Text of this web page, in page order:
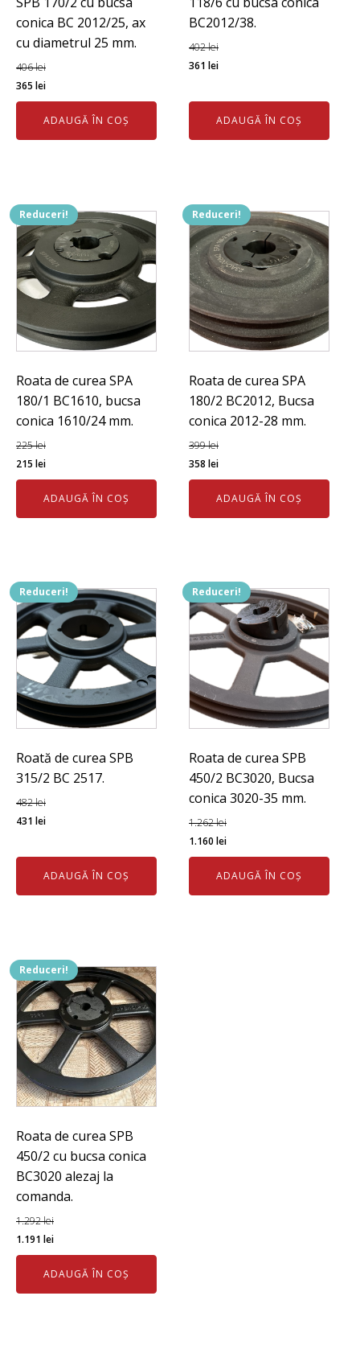
conica BC 2012/25, ax
cu diametrul 25 mm.
406lei
Prețul
inițial
fost:
365 leiPrețul
curent
este:
365 lei.
ADAUGĂ ÎN COȘ
BC2012/38.
402lei
Prețul
a
fost:
402 lei.
361leiPrețul
este:
361 lei.
ADAUGĂ ÎN COȘ
Reduceri!
Roata de curea SPA
180/1 BC1610, bucsa
conica 1610/24 mm.
225lei
Prețul
inițial
fost:
215 leiPrețul
curent
este:
215 lei.
ADAUGĂ ÎN COȘ
Reduceri!
Roata de curea SPA
180/2 BC2012, Bucsa
conica 2012-28 mm.
399lei
Prețul
inițial
fost:
358leiPrețul
curent
este:
358 lei.
ADAUGĂ ÎN COȘ
Reduceri!
Roată de curea SPB
315/2 BC 2517.
482lei
Prețul
a
fost:
482 lei.
431 leiPrețul
este:
431 lei.
ADAUGĂ ÎN COȘ
Reduceri!
Roata de curea SPB
450/2 BC3020, Bucsa
conica 3020-35 mm.
1.262lei
Prețul
inițial
fost:
1.160leiPrețul
curent
este:
1.160 lei.
ADAUGĂ ÎN COȘ
Reduceri!
Roata de curea SPB
450/2 cu bucsa conica
BC3020 alezaj la
comanda.
1.292lei
Prețul
inițial
fost:
1.191 leiPrețul
curent
este:
1.191 lei.
ADAUGĂ ÎN COȘ